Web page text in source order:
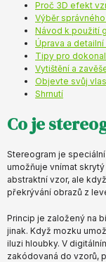
Proč 3D efekt
Výběr
Návod k použití
Úprava a detailní
Tipy pro
Vytištění a
Objevte svůj
Shrnutí
Co je
Stereogram je
umožňuje vnímat
abstraktní vzor, ale
překrývání obrazů z
Princip je založený na
jinak. Když mozku
iluzi hloubky. V
zakódovaná do vzorů,